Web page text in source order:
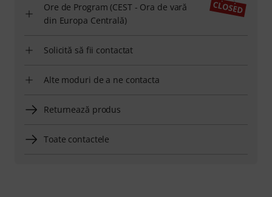
Ore de Program (CEST - Ora de vară
din Europa Centrală)
Solicită să fii contactat
Alte moduri de a ne contacta
Returnează produs
Toate contactele